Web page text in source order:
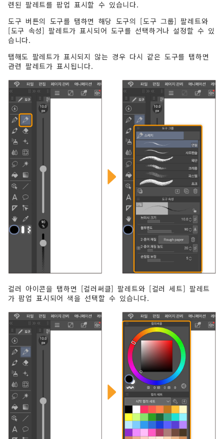
련된 팔레트를 팝업 표시할 수 있습니다.
도구 버튼의 도구를 탭하면 해당 도구의 [도구 그룹] 팔레트와
[도구 속성] 팔레트가 표시되어 도구를 선택하거나 설정할 수 있
습니다.
탭해도 팔레트가 표시되지 않는 경우 다시 같은 도구를 탭하면
관련 팔레트가 표시됩니다.
컬러 아이콘을 탭하면 [컬러써클] 팔레트와 [컬러 세트] 팔레트
가 팝업 표시되어 색을 선택할 수 있습니다.